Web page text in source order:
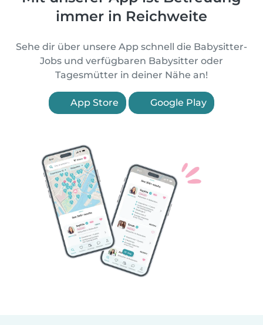
immer in Reichweite
Sehe dir über unsere App schnell die Babysitter-
Jobs und verfügbaren Babysitter oder
Tagesmütter in deiner Nähe an!
App Store Google Play